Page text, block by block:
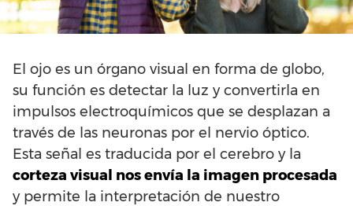
El ojo es un órgano visual en forma de globo,
su función es detectar la luz y convertirla en
impulsos electroquímicos que se desplazan a
través de las neuronas por el nervio óptico.
Esta señal es traducida por el cerebro y la
corteza visual nos envía la imagen procesada
y permite la interpretación de nuestro